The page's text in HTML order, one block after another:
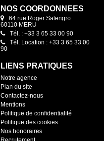
NOS COORDONNÉES
64 rue Roger Salengro
60110 MERU
Tél. : +33 3 65 33 00 90
Tél. Location : +33 3 65 33 00
90
LIENS PRATIQUES
Notre agence
Plan du site
Contactez-nous
Mentions
Politique de confidentialité
Politique des cookies
Nos honoraires